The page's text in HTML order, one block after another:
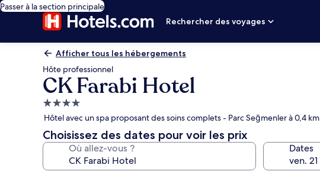
Passer à la section principale
Rechercher des voyages
Afficher tous les hébergements
Hôte professionnel
CK Farabi Hotel
Hébergement
4.0 étoiles
Hôtel avec un spa proposant des soins complets - Parc Seğmenler à 0,4 km
Choisissez des dates pour voir les prix
Où allez-vous ? Dates